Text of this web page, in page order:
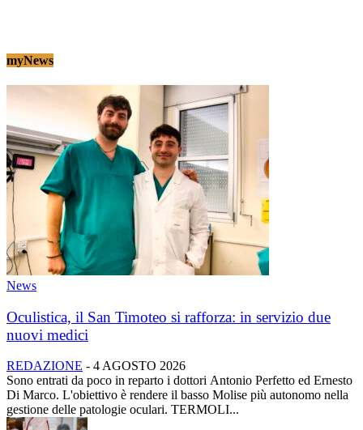
myNews
News
Oculistica, il San Timoteo si rafforza: in servizio due
nuovi medici
REDAZIONE - 4 AGOSTO 2026
Sono entrati da poco in reparto i dottori Antonio Perfetto ed Ernesto
Di Marco. L'obiettivo è rendere il basso Molise più autonomo nella
gestione delle patologie oculari. TERMOLI...